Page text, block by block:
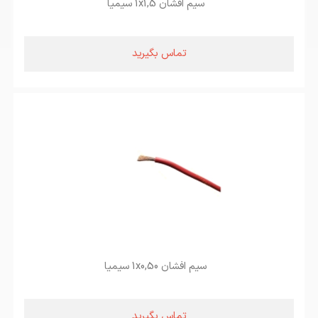
سیم افشان 1x1,5 سیمیا
تماس بگیرید
سیم افشان 1x0,50 سیمیا